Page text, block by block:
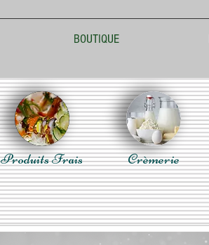
BOUTIQUE
Produits Frais Crèmerie